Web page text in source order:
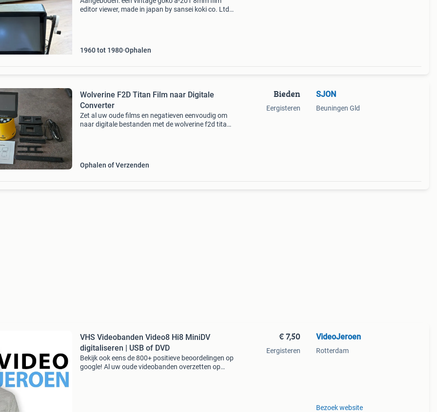
editor viewer, made in japan by sansei koki co. Ltd.
1960 tot 1980 Ophalen
Wolverine F2D Titan Film naar Digitale
Converter
Zet al uw oude films en negatieven eenvoudig om
naar digitale bestanden met de wolverine f2d titan
Ophalen of Verzenden
Bieden
Eergisteren
SJON
Beuningen Gld
VHS Videobanden Video8 Hi8 MiniDV
digitaliseren | USB of DVD
Bekijk ook eens de 800+ positieve beoordelingen op
google! Al uw oude videobanden overzetten op
€ 7,50
Eergisteren
VideoJeroen
Rotterdam
Bezoek website